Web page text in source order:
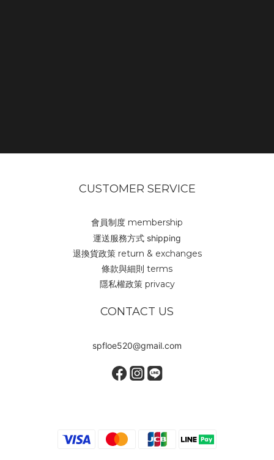
CUSTOMER SERVICE
會員制度 membership
運送服務方式 shipping
退換貨政策 return & exchanges
條款與細則 terms
隱私權政策 privacy
CONTACT US
spfloe520@gmail.com